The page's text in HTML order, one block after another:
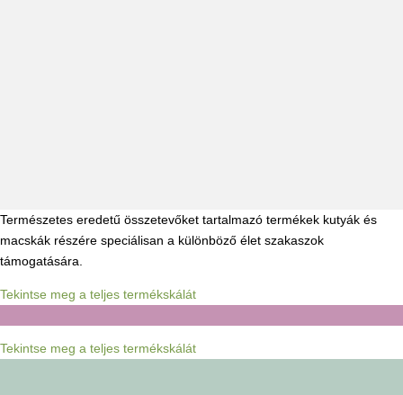
Természetes eredetű összetevőket tartalmazó termékek kutyák és
macskák részére speciálisan a különböző élet szakaszok
támogatására.
Tekintse meg a teljes termékskálát
Tekintse meg a teljes termékskálát